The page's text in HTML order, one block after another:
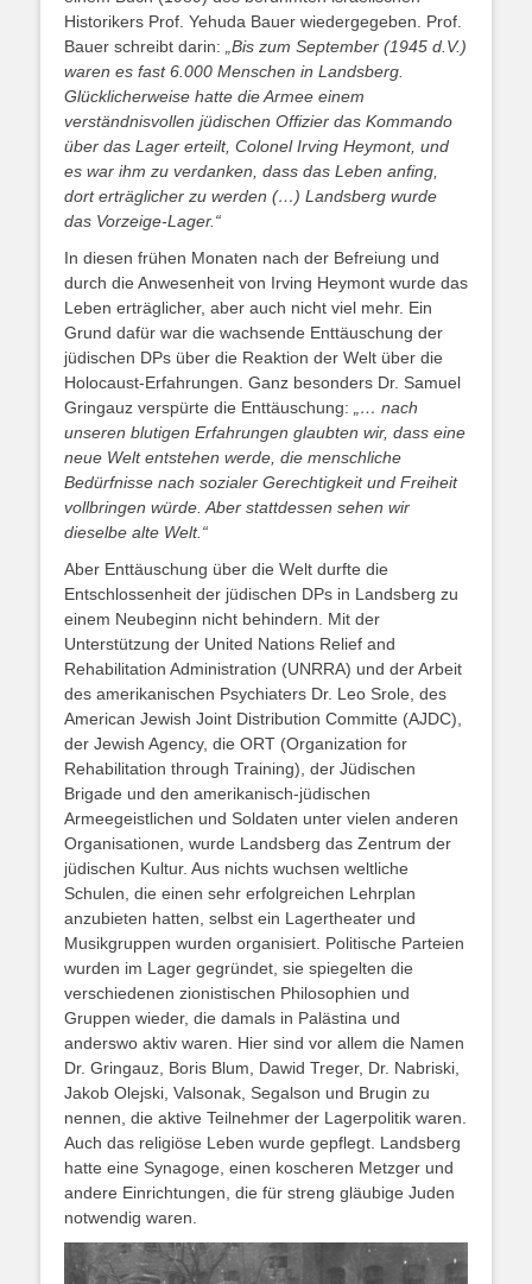
Historikers Prof. Yehuda Bauer wiedergegeben. Prof.
Bauer schreibt darin:
„Bis zum September (1945 d.V.)
waren es fast 6.000 Menschen in Landsberg.
Glücklicherweise hatte die Armee einem
verständnisvollen jüdischen Offizier das Kommando
über das Lager erteilt, Colonel Irving Heymont, und
es war ihm zu verdanken, dass das Leben anfing,
dort erträglicher zu werden (…) Landsberg wurde
das Vorzeige-Lager.“
In diesen frühen Monaten nach der Befreiung und
durch die Anwesenheit von Irving Heymont wurde das
Leben erträglicher, aber auch nicht viel mehr. Ein
Grund dafür war die wachsende Enttäuschung der
jüdischen DPs über die Reaktion der Welt über die
Holocaust-Erfahrungen. Ganz besonders Dr. Samuel
Gringauz verspürte die Enttäuschung:
„… nach
unseren blutigen Erfahrungen glaubten wir, dass eine
neue Welt entstehen werde, die menschliche
Bedürfnisse nach sozialer Gerechtigkeit und Freiheit
vollbringen würde. Aber stattdessen sehen wir
dieselbe alte Welt.“
Aber Enttäuschung über die Welt durfte die
Entschlossenheit der jüdischen DPs in Landsberg zu
einem Neubeginn nicht behindern. Mit der
Unterstützung der United Nations Relief and
Rehabilitation Administration (UNRRA) und der Arbeit
des amerikanischen Psychiaters Dr. Leo Srole, des
American Jewish Joint Distribution Committe (AJDC),
der Jewish Agency, die ORT (Organization for
Rehabilitation through Training), der Jüdischen
Brigade und den amerikanisch-jüdischen
Armeegeistlichen und Soldaten unter vielen anderen
Organisationen, wurde Landsberg das Zentrum der
jüdischen Kultur. Aus nichts wuchsen weltliche
Schulen, die einen sehr erfolgreichen Lehrplan
anzubieten hatten, selbst ein Lagertheater und
Musikgruppen wurden organisiert. Politische Parteien
wurden im Lager gegründet, sie spiegelten die
verschiedenen zionistischen Philosophien und
Gruppen wieder, die damals in Palästina und
anderswo aktiv waren. Hier sind vor allem die Namen
Dr. Gringauz, Boris Blum, Dawid Treger, Dr. Nabriski,
Jakob Olejski, Valsonak, Segalson und Brugin zu
nennen, die aktive Teilnehmer der Lagerpolitik waren.
Auch das religiöse Leben wurde gepflegt. Landsberg
hatte eine Synagoge, einen koscheren Metzger und
andere Einrichtungen, die für streng gläubige Juden
notwendig waren.